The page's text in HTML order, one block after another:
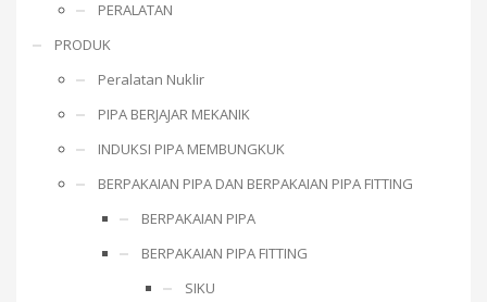
PERALATAN
PRODUK
Peralatan Nuklir
PIPA BERJAJAR MEKANIK
INDUKSI PIPA MEMBUNGKUK
BERPAKAIAN PIPA DAN BERPAKAIAN PIPA FITTING
BERPAKAIAN PIPA
BERPAKAIAN PIPA FITTING
SIKU